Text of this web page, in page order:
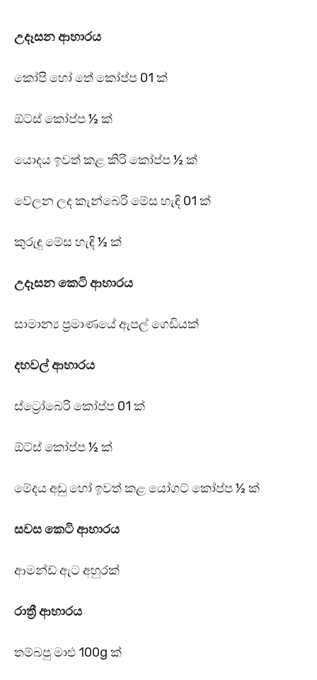
උදෑසන ආහාරය
කෝපි හෝ තේ කෝප්ප 01 ක්
ඕට්ස් කෝප්ප ½ ක්
යොදය ඉවත් කළ කිරි කෝප්ප ½ ක්
වේලන ලද කැන්බෙරි මේස හැඳි 01 ක්
කුරුඳු මේස හැඳි ½ ක්
උදෑසන කෙටි ආහාරය
සාමාන්‍ය ප්‍රමාණයේ ඇපල් ගෙඩියක්
දහවල් ආහාරය
ස්ට්‍රෝබෙරි කෝප්ප 01 ක්
ඕට්ස් කෝප්ප ½ ක්
මේදය අඩු හෝ ඉවත් කළ යෝගට් කෝප්ප ½ ක්
සවස කෙටි ආහාරය
ආමන්ඩ් ඇට අහුරක්
රාත්‍රී ආහාරය
තම්බපු මාළු 100g ක්